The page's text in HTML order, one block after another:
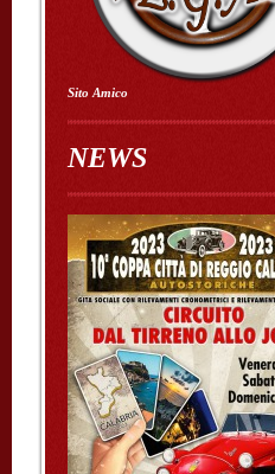
Sito Amico
NEWS